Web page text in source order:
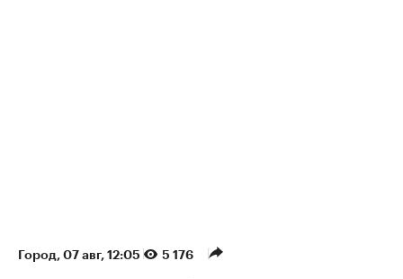
Город 07 авг, 12:05 5 176